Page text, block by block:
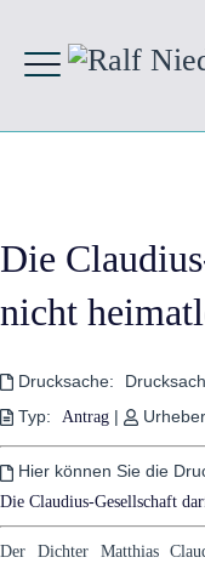
Die
nicht
Drucksache:
Typ:
Antrag |
Hier können Sie die
Die Claudius-Gesellschaft
Der Dichter Matthias